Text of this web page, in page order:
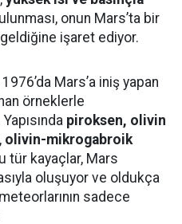
onun Mars’ta bir
işaret ediyor.
Mars’a iniş yapan
örneklerle
piroksen, olivin
olivin-mikrogabroik
tür kayaçlar, Mars
oluşuyor ve oldukça
sadece